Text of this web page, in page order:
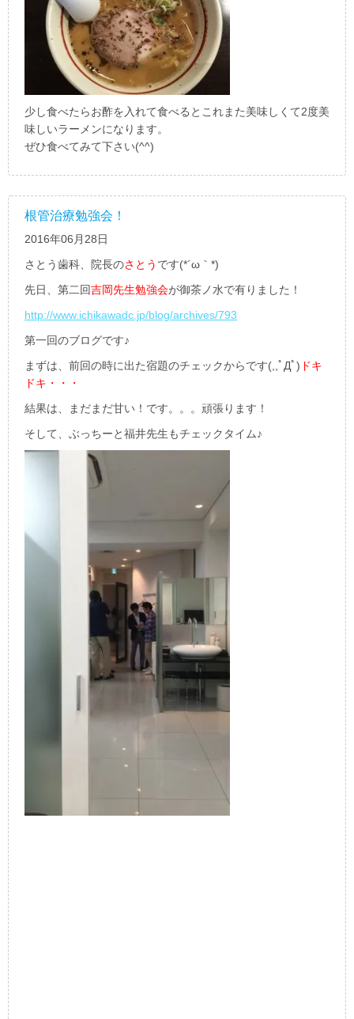
少し食べたらお酢を入れて食べるとこれまた美味しくて2度美
味しいラーメンになります。
ぜひ食べてみて下さい(^^)
根管治療勉強会！
2016年06月28日
さとう歯科、院長のさとう です(*´ω｀*)
先日、第二回吉岡先生勉強会が御茶ノ水で有りました！
http://www.ichikawadc.jp/blog/archives/793
第一回のブログです♪
まずは、前回の時に出た宿題のチェックからです(,,ﾟДﾟ) ドキ
ドキ・・・
結果は、まだまだ甘い！です。。。頑張ります！
そして、ぶっちーと福井先生もチェックタイム♪